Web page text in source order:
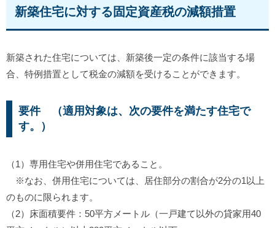
新築住宅に対する固定資産税の減額措置
新築された住宅については、新築後一定の条件に該当する場
合、特例措置として税金の減額を受けることができます。
要件 （適用対象は、次の要件を満たす住宅で
す。）
（1）専用住宅や併用住宅であること。
※なお、併用住宅については、居住部分の割合が2分の1以上
のものに限られます。
（2）床面積要件：50平方メートル（一戸建て以外の貸家用40